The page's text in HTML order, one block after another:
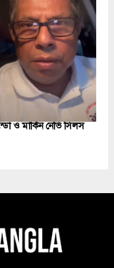
ও মার্কিন নেভি সিলস